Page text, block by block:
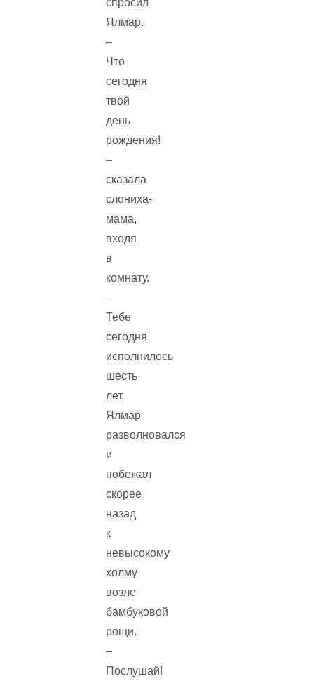
спросил
Ялмар.
–
Что
сегодня
твой
день
рождения!
–
сказала
слониха-
мама,
входя
в
комнату.
–
Тебе
сегодня
исполнилось
шесть
лет.
Ялмар
разволновался
и
побежал
скорее
назад
к
невысокому
холму
возле
бамбуковой
рощи.
–
Послушай!